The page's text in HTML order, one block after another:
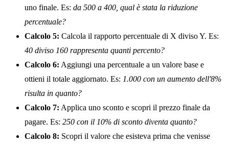
uno finale. Es: da 500 a 400, qual è stata la riduzione
percentuale?
Calcolo 5: Calcola il rapporto percentuale di X diviso Y. Es:
40 diviso 160 rappresenta quanti percento?
Calcolo 6: Aggiungi una percentuale a un valore base e
ottieni il totale aggiornato. Es: 1.000 con un aumento dell'8%
risulta in quanto?
Calcolo 7: Applica uno sconto e scopri il prezzo finale da
pagare. Es: 250 con il 10% di sconto diventa quanto?
Calcolo 8: Scopri il valore che esisteva prima che venisse